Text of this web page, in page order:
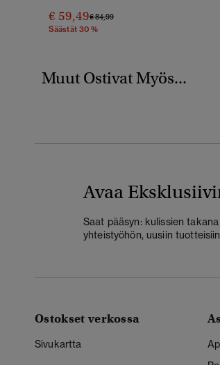
€ 59,49Hinta Alennettu Hinnasta
€ 84,99Hintaan
Säästät 30 %
Muut Ostivat Myös...
Avaa
Saat pääsyn: kulissien
yhteistyöhön, uusiin
Ostokset verkossa
Sivukartta